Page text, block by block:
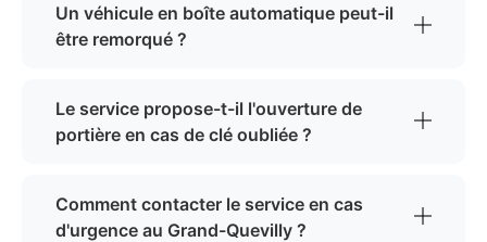
Un véhicule en boîte automatique peut-il
être remorqué ?
Le service propose-t-il l'ouverture de
portière en cas de clé oubliée ?
Comment contacter le service en cas
d'urgence au Grand-Quevilly ?